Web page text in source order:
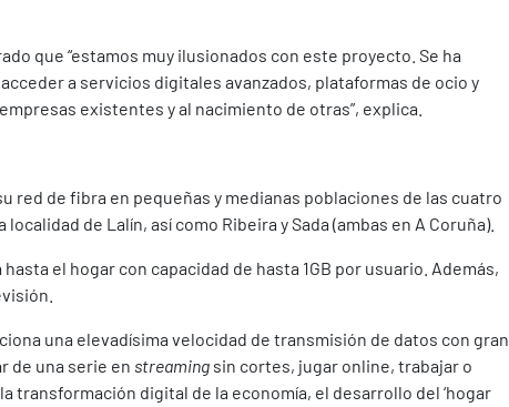
que “estamos muy ilusionados con este proyecto. Se ha
a servicios digitales avanzados, plataformas de ocio y
existentes y al nacimiento de otras”, explica.
red de fibra en pequeñas y medianas poblaciones de las cuatro
de Lalín, así como Ribeira y Sada (ambas en A Coruña).
el hogar con capacidad de hasta 1GB por usuario. Además,
una elevadísima velocidad de transmisión de datos con gran
de una serie en streaming sin cortes, jugar online, trabajar o
transformación digital de la economía, el desarrollo del ‘hogar